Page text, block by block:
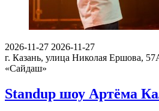
2026-11-27 2026-11-27
г. Казань, улица Николая Ершова,
«Сайдаш»
Standup шоу Артёма